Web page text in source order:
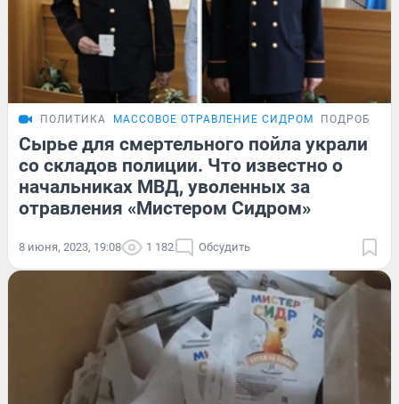
ПОЛИТИКА МАССОВОЕ ОТРАВЛЕНИЕ СИДРОМ
Сырье для смертельного пойла украли
со складов полиции. Что известно о
начальниках МВД, уволенных за
отравления «Мистером Сидром»
8 июня, 2023, 19:08 1 182 Обсудить